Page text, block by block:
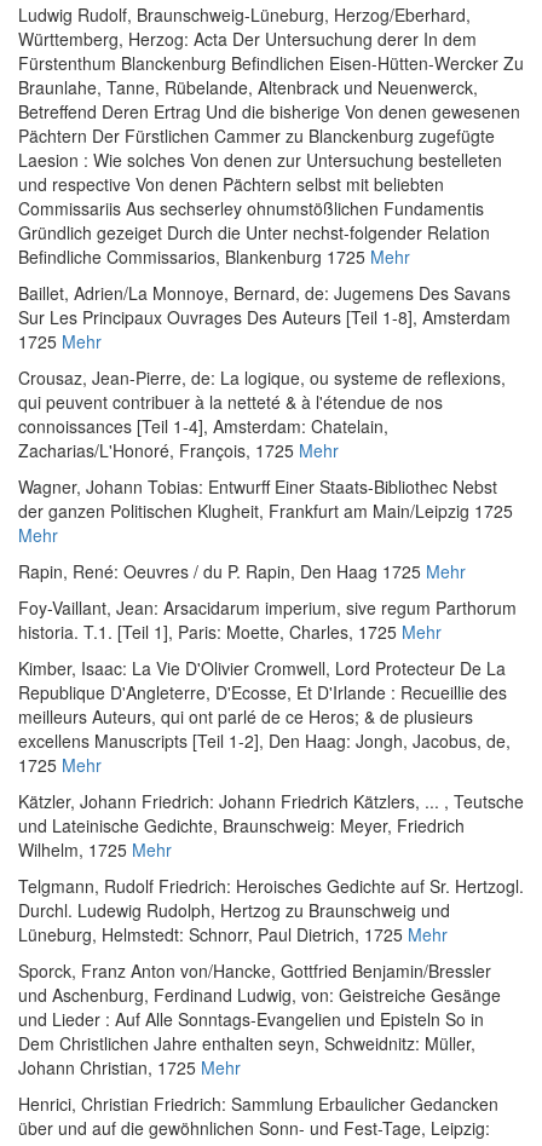
Ludwig Rudolf, Braunschweig-Lüneburg, Herzog/Eberhard,
Württemberg, Herzog: Acta Der Untersuchung derer In dem
Fürstenthum Blanckenburg Befindlichen Eisen-Hütten-Wercker Zu
Braunlahe, Tanne, Rübelande, Altenbrack und Neuenwerck,
Betreffend Deren Ertrag Und die bisherige Von denen gewesenen
Pächtern Der Fürstlichen Cammer zu Blanckenburg zugefügte
Laesion : Wie solches Von denen zur Untersuchung bestelleten
und respective Von denen Pächtern selbst mit beliebten
Commissariis Aus sechserley ohnumstößlichen Fundamentis
Gründlich gezeiget Durch die Unter nechst-folgender Relation
Befindliche Commissarios, Blankenburg 1725 Mehr
Baillet, Adrien/La Monnoye, Bernard, de: Jugemens Des Savans
Sur Les Principaux Ouvrages Des Auteurs [Teil 1-8], Amsterdam
1725 Mehr
Crousaz, Jean-Pierre, de: La logique, ou systeme de reflexions,
qui peuvent contribuer à la netteté & à l'étendue de nos
connoissances [Teil 1-4], Amsterdam: Chatelain,
Zacharias/L'Honoré, François, 1725 Mehr
Wagner, Johann Tobias: Entwurff Einer Staats-Bibliothec Nebst
der ganzen Politischen Klugheit, Frankfurt am Main/Leipzig 1725
Mehr
Rapin, René: Oeuvres / du P. Rapin, Den Haag 1725 Mehr
Foy-Vaillant, Jean: Arsacidarum imperium, sive regum Parthorum
historia. T.1. [Teil 1], Paris: Moette, Charles, 1725 Mehr
Kimber, Isaac: La Vie D'Olivier Cromwell, Lord Protecteur De La
Republique D'Angleterre, D'Ecosse, Et D'Irlande : Recueillie des
meilleurs Auteurs, qui ont parlé de ce Heros; & de plusieurs
excellens Manuscripts [Teil 1-2], Den Haag: Jongh, Jacobus, de,
1725 Mehr
Kätzler, Johann Friedrich: Johann Friedrich Kätzlers, ... , Teutsche
und Lateinische Gedichte, Braunschweig: Meyer, Friedrich
Wilhelm, 1725 Mehr
Telgmann, Rudolf Friedrich: Heroisches Gedichte auf Sr. Hertzogl.
Durchl. Ludewig Rudolph, Hertzog zu Braunschweig und
Lüneburg, Helmstedt: Schnorr, Paul Dietrich, 1725 Mehr
Sporck, Franz Anton von/Hancke, Gottfried Benjamin/Bressler
und Aschenburg, Ferdinand Ludwig, von: Geistreiche Gesänge
und Lieder : Auf Alle Sonntags-Evangelien und Episteln So in
Dem Christlichen Jahre enthalten seyn, Schweidnitz: Müller,
Johann Christian, 1725 Mehr
Henrici, Christian Friedrich: Sammlung Erbaulicher Gedancken
über und auf die gewöhnlichen Sonn- und Fest-Tage, Leipzig: